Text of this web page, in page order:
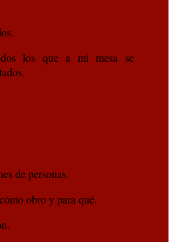
los que a mi mesa se
de personas.
obro y para qué.